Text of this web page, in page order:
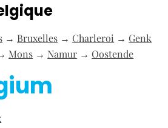
→ Bruxelles →Charleroi → Genk
Mons → Namur →Oostende